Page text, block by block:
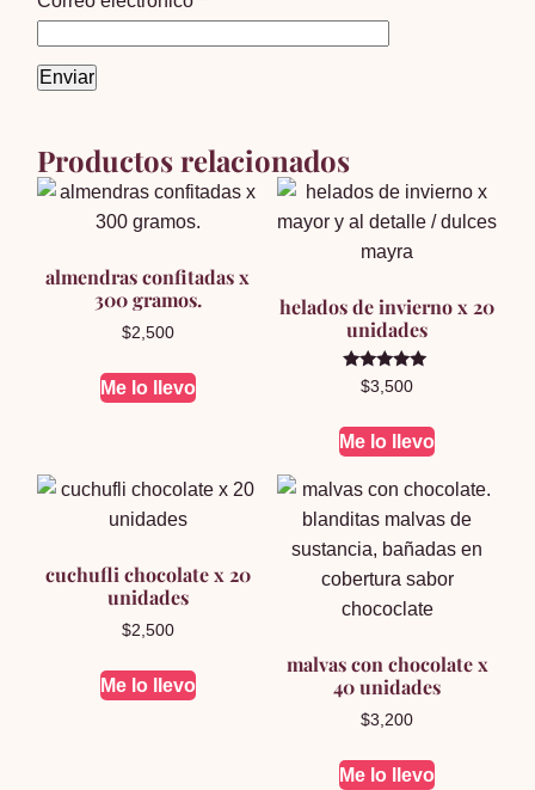
Productos relacionados
almendras confitadas x
300 gramos.
$2,500
Me lo llevo
helados de invierno x 20
unidades
Valorado en
5.00
$3,500
Me lo llevo
cuchufli chocolate x 20
unidades
$2,500
Me lo llevo
malvas con chocolate x
40 unidades
$3,200
Me lo llevo